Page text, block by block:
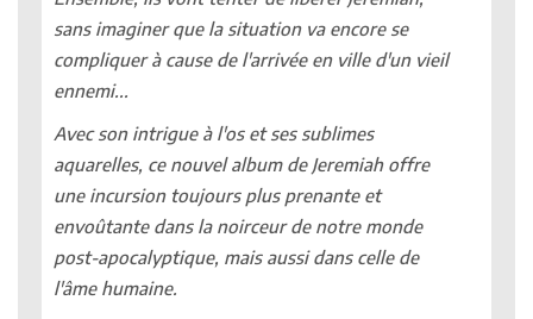
sans imaginer que la situation va encore se
compliquer à cause de l'arrivée en ville d'un vieil
ennemi...
Avec son intrigue à l'os et ses sublimes
aquarelles, ce nouvel album de Jeremiah offre
une incursion toujours plus prenante et
envoûtante dans la noirceur de notre monde
post-apocalyptique, mais aussi dans celle de
l'âme humaine.